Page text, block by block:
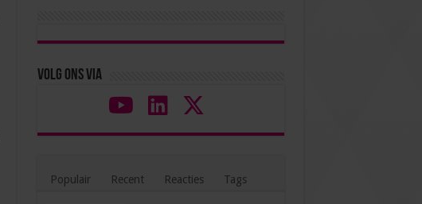
Volg ons via
Populair Recent Reacties Tags